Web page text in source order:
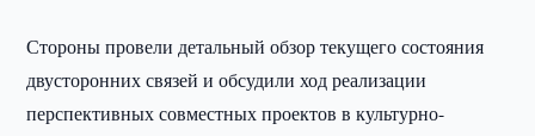
Стороны провели детальный обзор текущего состояния
двусторонних связей и обсудили ход реализации
перспективных совместных проектов в культурно-